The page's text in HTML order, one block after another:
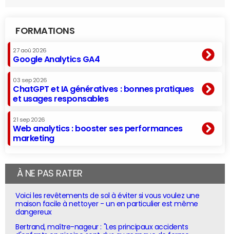
FORMATIONS
27 aoû 2026
Google Analytics GA4
03 sep 2026
ChatGPT et IA génératives : bonnes pratiques
et usages responsables
21 sep 2026
Web analytics : booster ses performances
marketing
À NE PAS RATER
Voici les revêtements de sol à éviter si vous voulez une
maison facile à nettoyer - un en particulier est même
dangereux
Bertrand, maître-nageur : "Les principaux accidents